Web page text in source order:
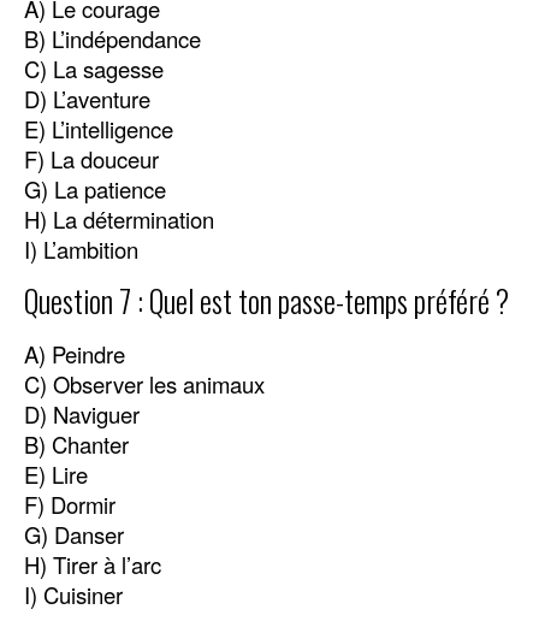
A) Le courage
B) L’indépendance
C) La sagesse
D) L’aventure
E) L’intelligence
F) La douceur
G) La patience
H) La détermination
I) L’ambition
Question 7 : Quel est ton passe-temps préféré ?
A) Peindre
C) Observer les animaux
D) Naviguer
B) Chanter
E) Lire
F) Dormir
G) Danser
H) Tirer à l’arc
I) Cuisiner